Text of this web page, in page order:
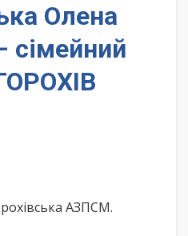
Олена
сімейний
АЗПСМ.